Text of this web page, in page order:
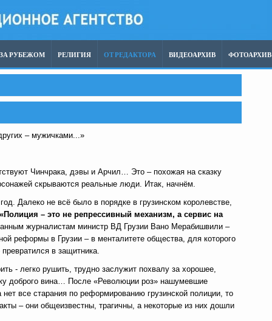
ЗА РУБЕЖОМ РЕЛИГИЯ ОТ РЕДАКТОРА ВИДЕОАРХИВ ФОТОАРХИВ
– мужичками...»
Чинчрака, дэвы и Арчил… Это – похожая на сказку
скрываются реальные люди. Итак, начнём.
Далеко не всё было в порядке в грузинском королевстве,
«Полиция – это не репрессивный механизм, а сервис на
журналистам министр ВД Грузии Вано Мерабишвили –
реформы в Грузии – в менталитете общества, для которого
в защитника.
- легко рушить, трудно заслужит похвалу за хорошее,
доброго вина… После «Революции роз» нашумевшие
все старания по реформированию грузинской полиции, то
– они общеизвестны, трагичны, а некоторые из них дошли